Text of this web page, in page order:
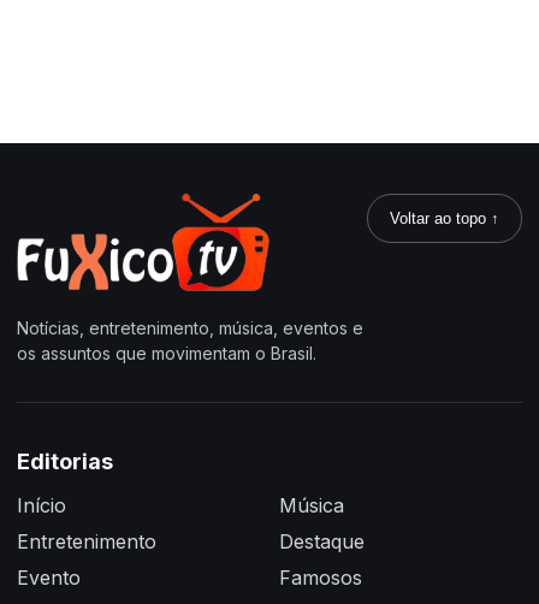
Notícias, entretenimento, música, eventos e
os assuntos que movimentam o Brasil.
Voltar ao topo ↑
Editorias
Início
Entretenimento
Evento
Música
Destaque
Famosos